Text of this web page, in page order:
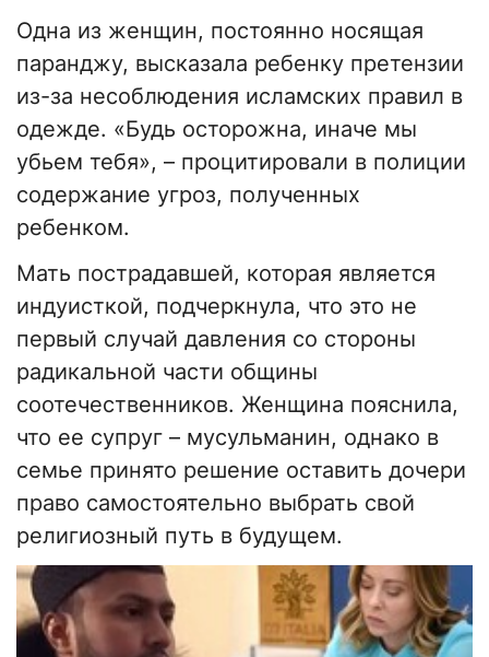
Одна из женщин, постоянно носящая
паранджу, высказала ребенку претензии
из-за несоблюдения исламских правил в
одежде. «Будь осторожна, иначе мы
убьем тебя», – процитировали в полиции
содержание угроз, полученных
ребенком.
Мать пострадавшей, которая является
индуисткой, подчеркнула, что это не
первый случай давления со стороны
радикальной части общины
соотечественников. Женщина пояснила,
что ее супруг – мусульманин, однако в
семье принято решение оставить дочери
право самостоятельно выбрать свой
религиозный путь в будущем.